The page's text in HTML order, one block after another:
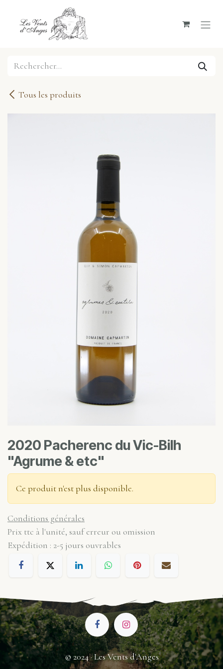
Se rendre au contenu
Tous les produits
2020 Pacherenc du Vic-Bilh
"Agrume & etc"
Ce produit n'est plus disponible.
Conditions générales
Prix ttc à l'unité, sauf erreur ou omission
Expédition : 2-5 jours ouvrables
© 2024 · Les Vents d'Anges